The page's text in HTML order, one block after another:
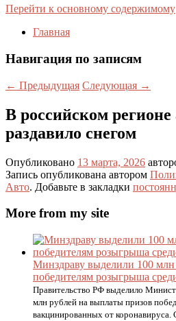
Перейти к основному содержимому
Главная
Навигация по записям
← Предыдущая Следующая →
В российском регионе
раздавило снегом
Опубликовано 13 марта, 2026
Запись опубликована автором
Авто. Добавьте в закладки
More from my site
Минздраву выделили 100
победителям розыгрыша
Правительство РФ выделило
млн рублей на выплаты призов
вакцинированных от